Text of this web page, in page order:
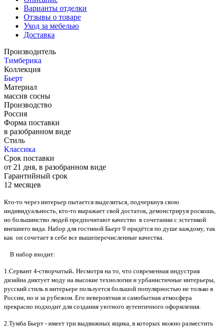
Варианты отделки
Отзывы о товаре
Уход за мебелью
Доставка
Производитель
Тимберика
Коллекция
Бьерт
Материал
массив сосны
Производство
Россия
Форма поставки
в разобранном виде
Стиль
Классика
Срок поставки
от 21 дня, в разобранном виде
Гарантийный срок
12 месяцев
Кто-то через интерьер пытается выделиться, подчеркнув свою
индивидуальность, кто-то выражает свой достаток, демонстрируя роскошь,
но большинство людей предпочитают качество в сочетании с эстетикой
внешнего вида. Набор для гостиной Бьерт 9 придётся по душе каждому, так
как он сочетает в себе все вышеперечисленные качества.
В набор входит:
1.Сервант 4-створчатый. Несмотря на то, что современная индустрия
дизайна диктует моду на высокие технологии и урбанистичные интерьеры,
русский стиль в интерьере пользуется большой популярностью не только в
России, но и за рубежом. Его невероятная и самобытная атмосфера
прекрасно подходит для создания уютного аутентичного оформления.
2.Тумба Бьерт - имеет три выдвижных ящика, в которых можно разместить